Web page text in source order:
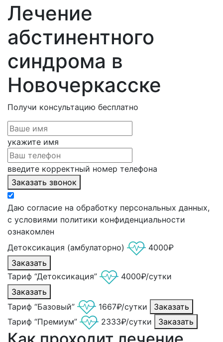
Лечение
абстинентного
синдрома в
Новочеркасске
Получи консультацию бесплатно
укажите имя
введите корректный номер телефона
Заказать звонок
Даю согласие на обработку персональных данных,
с условиями политики конфиденциальности
ознакомлен
Детоксикация (амбулаторно)
4000₽
Заказать
Тариф “Детоксикация”
4000₽/сутки
Заказать
Тариф “Базовый”
1667₽/сутки
Заказать
Тариф “Премиум”
2333₽/сутки Заказать